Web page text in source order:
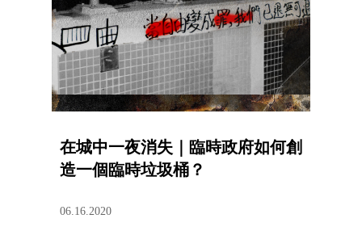
在城中一夜消失｜臨時政府如何創
造一個臨時垃圾桶？
06.16.2020